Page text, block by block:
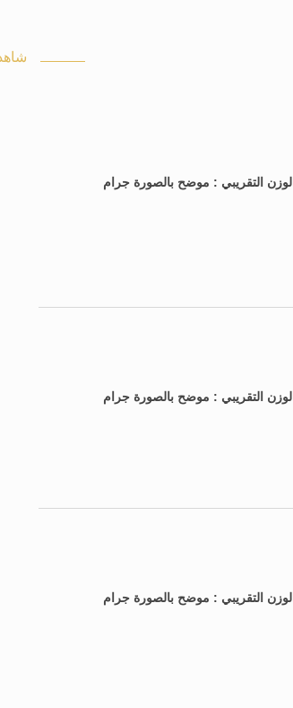
الوزن التقريبي : موضح بالصورة جرام
الوزن التقريبي : موضح بالصورة جرام
الوزن التقريبي : موضح بالصورة جرام